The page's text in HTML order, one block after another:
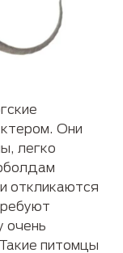
Они
легко
откликаются
очень
питомцы